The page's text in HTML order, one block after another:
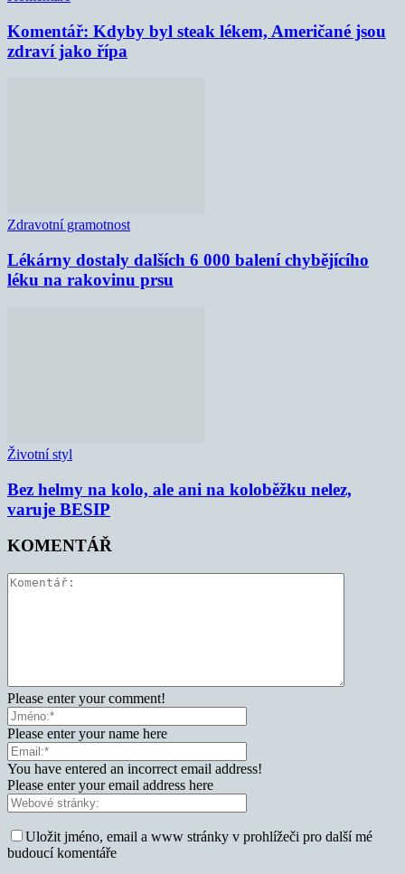
Komentář: Kdyby byl steak lékem, Američané jsou
zdraví jako řípa
Zdravotní gramotnost
Lékárny dostaly dalších 6 000 balení chybějícího
léku na rakovinu prsu
Životní styl
Bez helmy na kolo, ale ani na koloběžku nelez,
varuje BESIP
KOMENTÁŘ
Please enter your comment!
Please enter your name here
You have entered an incorrect email address!
Please enter your email address here
Uložit jméno, email a www stránky v prohlížeči pro další mé
budoucí komentáře